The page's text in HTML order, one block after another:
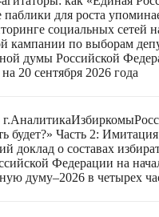
для роста
социальных сетей
кампании по выборам
думы Российской
20 сентября 2026 года
АналитикаИзбиркомы
будет?» Часть 2:
доклад о составах
Федерации на
думу–2026 в четырех